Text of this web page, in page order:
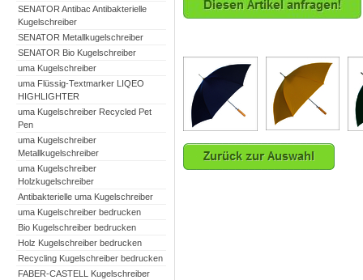
SENATOR Antibac Antibakterielle
Kugelschreiber
SENATOR Metallkugelschreiber
SENATOR Bio Kugelschreiber
uma Kugelschreiber
uma Flüssig-Textmarker LIQEO
HIGHLIGHTER
uma Kugelschreiber Recycled Pet
Pen
uma Kugelschreiber
Metallkugelschreiber
uma Kugelschreiber
Holzkugelschreiber
Antibakterielle uma Kugelschreiber
uma Kugelschreiber bedrucken
Bio Kugelschreiber bedrucken
Holz Kugelschreiber bedrucken
Recycling Kugelschreiber bedrucken
FABER-CASTELL Kugelschreiber